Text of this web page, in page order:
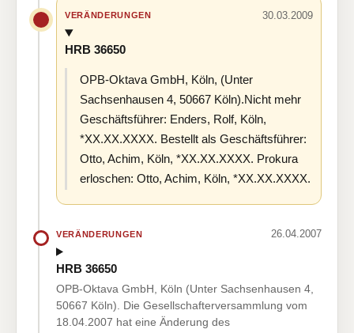
VERÄNDERUNGEN 30.03.2009
HRB 36650
OPB-Oktava GmbH, Köln, (Unter
Sachsenhausen 4, 50667 Köln).Nicht mehr
Geschäftsführer: Enders, Rolf, Köln,
*XX.XX.XXXX. Bestellt als Geschäftsführer:
Otto, Achim, Köln, *XX.XX.XXXX. Prokura
erloschen: Otto, Achim, Köln, *XX.XX.XXXX.
VERÄNDERUNGEN 26.04.2007
HRB 36650
OPB-Oktava GmbH, Köln (Unter Sachsenhausen 4,
50667 Köln). Die Gesellschafterversammlung vom
18.04.2007 hat eine Änderung des